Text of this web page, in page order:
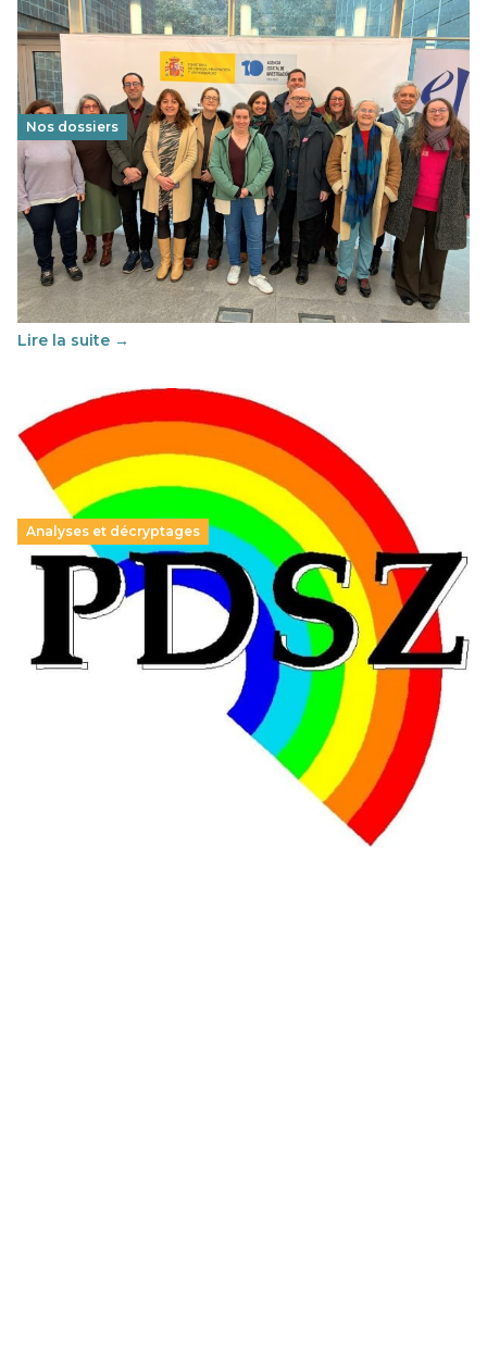
Nos dossiers
Éducation au vivre-ensemble : un échange croisé
franco-espagnol pour changer d’approche
29 juin 2026-National
Cette année, l'UNSA Éducation a mené un projet Erasmus
soutenu par l'union Européenne et centré sur l'éducation
au vivre-ensemble : quelles différences entre la France…
Lire la suite →
Analyses et décryptages
Hongrie : du changement pour les politiques
éducatives, aussi !
25 juin 2026
En Hongrie, le conservateur Peter Magyar et son parti
Tisza "Respect et liberté" ont remporté une large victoire,
contre le premier ministre sortant, Viktor Orban,…